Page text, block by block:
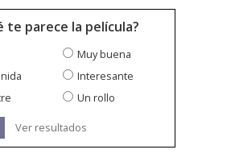
te parece la película?
Muy buena
Interesante
Un rollo
Ver resultados